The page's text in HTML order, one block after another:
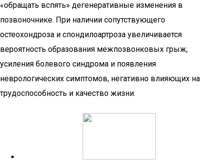
«обращать вспять» дегенеративные изменения в
позвоночнике. При наличии сопутствующего
остеохондроза и спондилоартроза увеличивается
вероятность образования межпозвонковых грыж,
усиления болевого синдрома и появления
неврологических симптомов, негативно влияющих на
трудоспособность и качество жизни.